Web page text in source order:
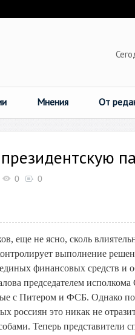
Мнения От
0 0
еще не ясно, сколь
выполнение
финансовых средств
председателем
с Питером и ФСБ. Однако
россиян это никак не
Теперь представители